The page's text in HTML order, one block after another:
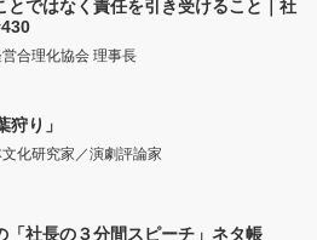
とではなく責任を引き受けること｜社
合理化協会 理事長
り」
化研究家／演劇評論家
「社長の３分間スピーチ」ネタ帳